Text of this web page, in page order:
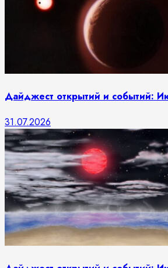
Дайджест открытий и событий:
31.07.2026